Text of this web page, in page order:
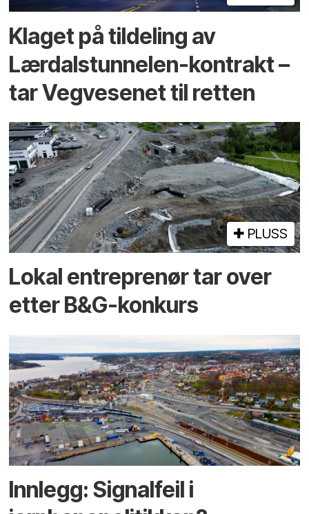
Klaget på tildeling av
Lærdalstunnelen-kontrakt –
tar Vegvesenet til retten
PLUSS
Lokal entreprenør tar over
etter B&G-konkurs
Innlegg: Signalfeil i